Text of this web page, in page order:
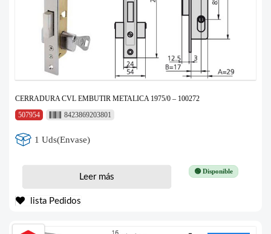
CERRADURA CVL EMBUTIR METALICA 1975/0 – 100272
507954
8423869203801
1 Uds(Envase)
🟢 Disponible
Leer más
lista Pedidos